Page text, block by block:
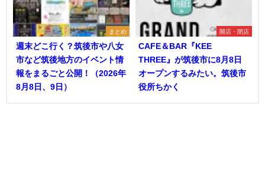
まとめ
週末どこ行く？筑後市や八女
市など筑後地方のイベント情
報をまるごと公開！（2026年
8月8日、9日）
開店・閉店
CAFE＆BAR『KEE
THREE』が筑後市に8月8日
オープンするみたい。筑後市
役所ちかく